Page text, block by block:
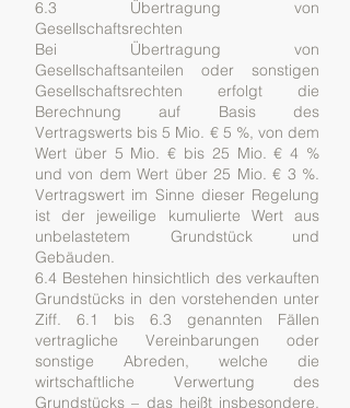
6.3 Übertragung von
Gesellschaftsrechten
Bei Übertragung von
Gesellschaftsanteilen oder sonstigen
Gesellschaftsrechten erfolgt die
Berechnung auf Basis des
Vertragswerts bis 5 Mio. € 5 %, von dem
Wert über 5 Mio. € bis 25 Mio. € 4 %
und von dem Wert über 25 Mio. € 3 %.
Vertragswert im Sinne dieser Regelung
ist der jeweilige kumulierte Wert aus
unbelastetem Grundstück und
Gebäuden.
6.4 Bestehen hinsichtlich des verkauften
Grundstücks in den vorstehenden unter
Ziff. 6.1 bis 6.3 genannten Fällen
vertragliche Vereinbarungen oder
sonstige Abreden, welche die
wirtschaftliche Verwertung des
Grundstücks – das heißt insbesondere,